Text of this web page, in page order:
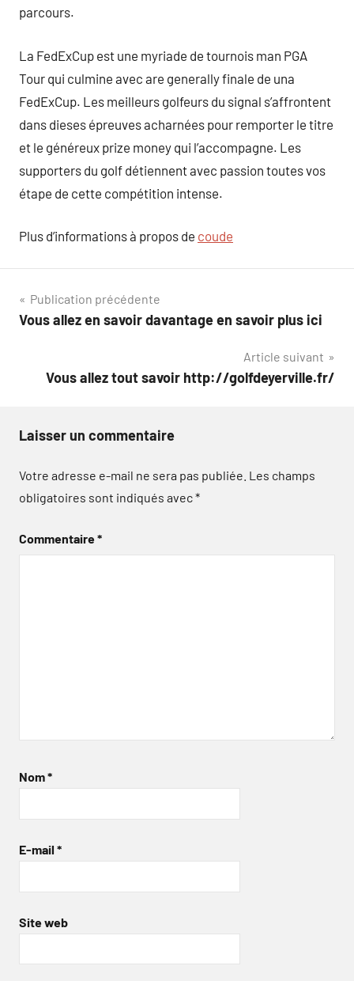
parcours.
La FedExCup est une myriade de tournois man PGA
Tour qui culmine avec are generally finale de una
FedExCup. Les meilleurs golfeurs du signal s’affrontent
dans dieses épreuves acharnées pour remporter le titre
et le généreux prize money qui l’accompagne. Les
supporters du golf détiennent avec passion toutes vos
étape de cette compétition intense.
Plus d’informations à propos de coude
Navigation
de
Publication précédente
Vous allez en savoir davantage en savoir plus ici
Article suivant
Vous allez tout savoir http://golfdeyerville.fr/
Laisser un commentaire
Votre adresse e-mail ne sera pas publiée. Les champs
obligatoires sont indiqués avec*
Commentaire*
Nom*
E-mail *
Site web